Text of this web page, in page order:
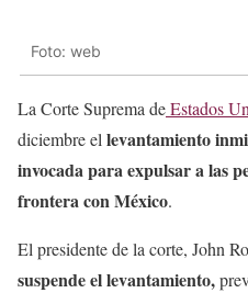
Foto: web
La Corte Suprema deEstados
diciembre el levantamiento
invocada para expulsar a las
frontera con México.
El presidente de la corte, John
suspende el levantamiento,